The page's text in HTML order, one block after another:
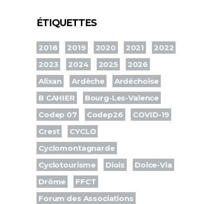
ÉTIQUETTES
2018 2019 2020 2021
2022
2023
2024 2025
2026
Alixan
Ardèche
Ardéchoise
B CAHIER
Bourg-Les-Valence
Codep 07
Codep26
COVID-19
Crest
CYCLO
Cyclomontagnarde
Cyclotourisme
Diois
Dolce-Via
Drôme
FFCT
Forum des Associations